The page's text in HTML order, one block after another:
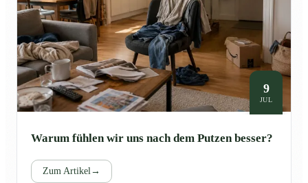
9
JUL
Warum fühlen wir uns nach dem Putzen besser?
Zum Artikel→